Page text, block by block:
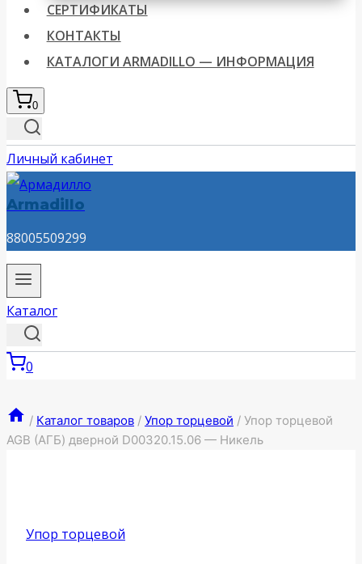
СЕРТИФИКАТЫ
КОНТАКТЫ
КАТАЛОГИ ARMADILLO — ИНФОРМАЦИЯ
0
Личный кабинет
Armadillo
88005509299
Каталог
0
/ Каталог товаров / Упор торцевой / Упор торцевой
AGB (АГБ) дверной D00320.15.06 — Никель
Упор торцевой